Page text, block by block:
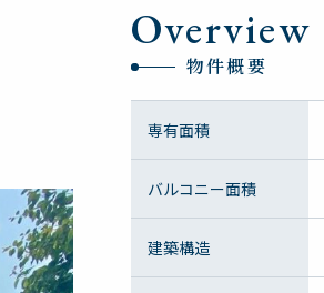
Overview
物件概要
専有面積
バルコニー面積
建築構造